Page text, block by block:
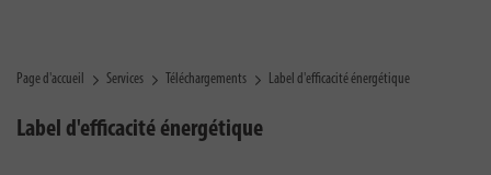
Page d'accueil Services Téléchargements Label d'efficacité énergétique
Label d'efficacité énergétique